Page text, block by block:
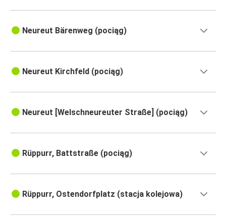
Neureut Bärenweg (pociąg)
Neureut Kirchfeld (pociąg)
Neureut [Welschneureuter Straße] (pociąg)
Rüppurr, Battstraße (pociąg)
Rüppurr, Ostendorfplatz (stacja kolejowa)